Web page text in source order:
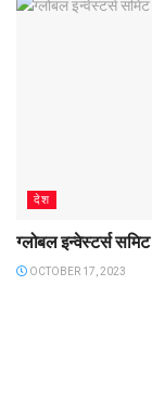
देश
ग्लोबल इन्वेस्टर्स
OCTOBER 17, 2023